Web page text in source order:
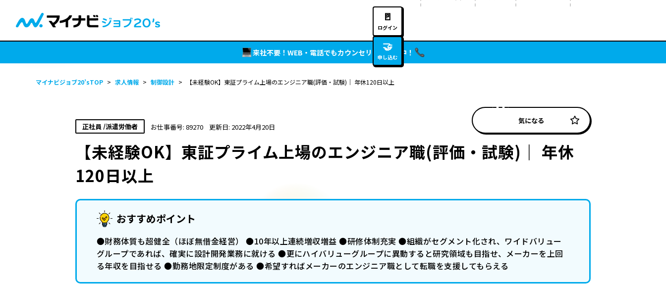
🚪
ログイン
🤝
申し込む
来社不要！WEB・電話でもカウンセリング実施中！
マイナビジョブ20’sTOP > 求人情報 > 制御設計 > 【未経験OK】東証プライム上場のエンジニア職(評価・試験)｜ 年休120日以上
正社員 /派遣労働者 お仕事番号: 89270 更新日: 2022年4月20日
気になる
【未経験OK】東証プライム上場のエンジニア職(評価・試験)｜ 年休
120日以上
おすすめポイント
●財務体質も超健全（ほぼ無借金経営） ●10年以上連続増収増益 ●研修体制充実 ●組織がセグメント化され、ワイドバリュー
グループであれば、確実に設計開発業務に就ける ●更にハイバリューグループに異動すると研究領域も目指せ、メーカーを上回
る年収を目指せる ●勤務地限定制度がある ●希望すればメーカーのエンジニア職として転職を支援してもらえる